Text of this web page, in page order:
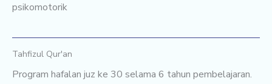
psikomotorik
Tahfizul Qur'an
Program hafalan juz ke 30 selama 6 tahun pembelajaran.